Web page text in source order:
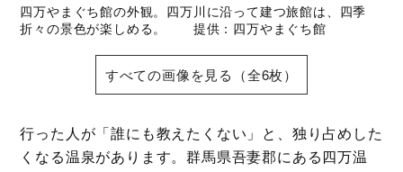
四万やまぐち館の外観。四万川に沿って建つ旅館は、四季
折々の景色が楽しめる。 提供：四万やまぐち館
すべての画像を見る（全6枚）
行った人が「誰にも教えたくない」と、独り占めした
くなる温泉があります。群馬県吾妻郡にある四万温